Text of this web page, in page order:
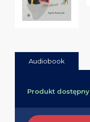
Audiobook
Produkt dostępny